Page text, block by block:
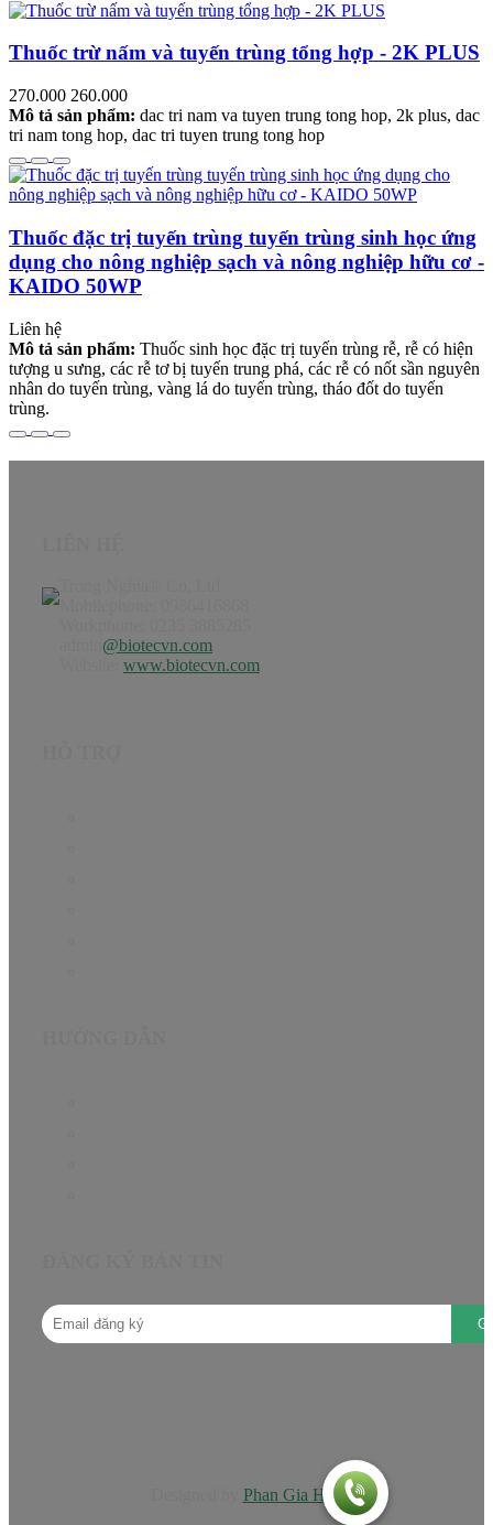
Thuốc trừ nấm và tuyến trùng tổng hợp - 2K PLUS
270.000 260.000
Mô tả sản phẩm: dac tri nam va tuyen trung tong hop, 2k plus, dac
tri nam tong hop, dac tri tuyen trung tong hop
Thuốc đặc trị tuyến trùng tuyến trùng sinh học ứng
dụng cho nông nghiệp sạch và nông nghiệp hữu cơ -
KAIDO 50WP
Liên hệ
Mô tả sản phẩm: Thuốc sinh học đặc trị tuyến trùng rễ, rễ có hiện
tượng u sưng, các rễ tơ bị tuyến trung phá, các rễ có nốt sần nguyên
nhân do tuyến trùng, vàng lá do tuyến trùng, tháo đốt do tuyến
trùng.
@biotecvn.com
www.biotecvn.com
Phan Gia Huy